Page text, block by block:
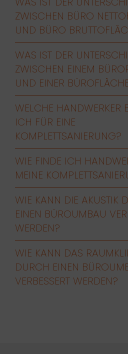
ZWISCHEN BÜRO
UND BÜRO
WAS IST DER
ZWISCHEN EINEM
UND EINER
WELCHE HANDWERKER
ICH FÜR EINE
KOMPLETTSANIERUNG?
WIE FINDE ICH
MEINE
WIE KANN DIE AKUSTIK
EINEN BÜROUMBAU
WERDEN?
WIE KANN DAS
DURCH EINEN
VERBESSERT WERDEN?